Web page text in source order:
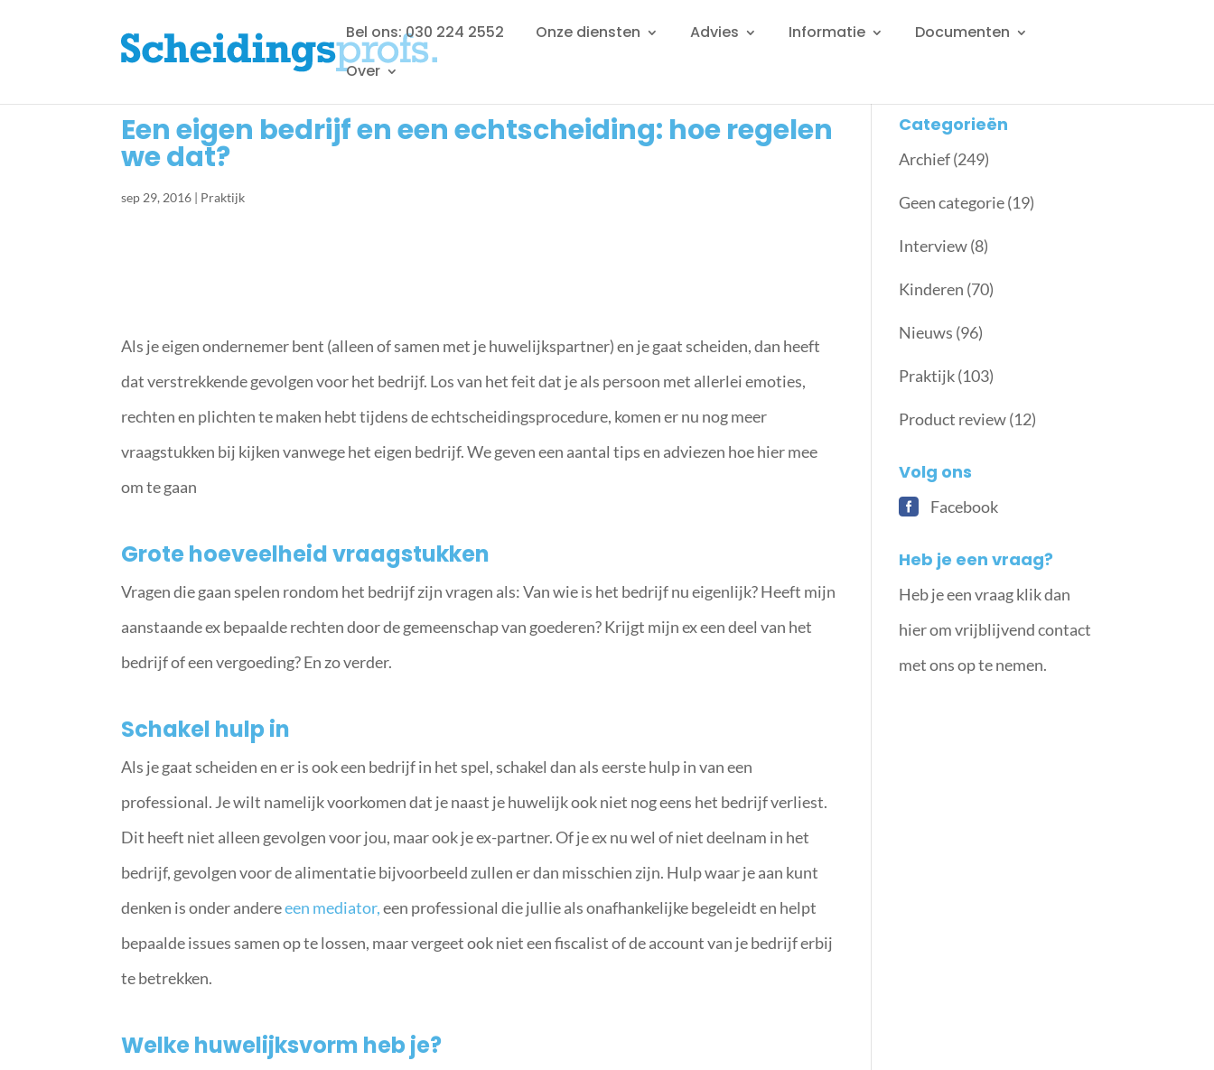
Bel ons: 030 224 2552 Onze diensten Advies Informatie
Documenten
Over
Een eigen bedrijf en een echtscheiding: hoe regelen
we dat?
sep 29, 2016 | Praktijk
Als je eigen ondernemer bent (alleen of samen met je huwelijkspartner) en je gaat scheiden, dan heeft
dat verstrekkende gevolgen voor het bedrijf. Los van het feit dat je als persoon met allerlei emoties,
rechten en plichten te maken hebt tijdens de echtscheidingsprocedure, komen er nu nog meer
vraagstukken bij kijken vanwege het eigen bedrijf. We geven een aantal tips en adviezen hoe hier mee
om te gaan
Grote hoeveelheid vraagstukken
Vragen die gaan spelen rondom het bedrijf zijn vragen als: Van wie is het bedrijf nu eigenlijk? Heeft mijn
aanstaande ex bepaalde rechten door de gemeenschap van goederen? Krijgt mijn ex een deel van het
bedrijf of een vergoeding? En zo verder.
Schakel hulp in
Als je gaat scheiden en er is ook een bedrijf in het spel, schakel dan als eerste hulp in van een
professional. Je wilt namelijk voorkomen dat je naast je huwelijk ook niet nog eens het bedrijf verliest.
Dit heeft niet alleen gevolgen voor jou, maar ook je ex-partner. Of je ex nu wel of niet deelnam in het
bedrijf, gevolgen voor de alimentatie bijvoorbeeld zullen er dan misschien zijn. Hulp waar je aan kunt
denken is onder andereeen mediator,een professional die jullie als onafhankelijke begeleidt en helpt
bepaalde issues samen op te lossen, maar vergeet ook niet een fiscalist of de account van je bedrijf erbij
te betrekken.
Welke huwelijksvorm heb je?
Categorieën
Archief(249)
Geen categorie(19)
Interview(8)
Kinderen (70)
Nieuws (96)
Praktijk(103)
Product review(12)
Volg ons
Facebook
Heb je een vraag?
Heb je een vraag klik dan
hier om vrijblijvend contact
met ons op te nemen.